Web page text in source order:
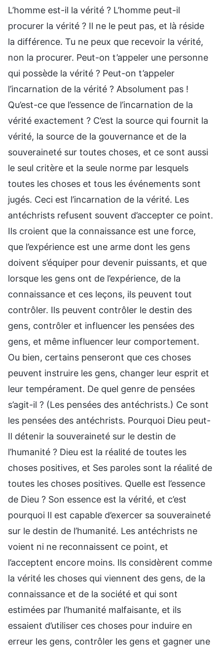
L’homme est-il la vérité ? L’homme peut-il
procurer la vérité ? Il ne le peut pas, et là réside
la différence. Tu ne peux que recevoir la vérité,
non la procurer. Peut-on t’appeler une personne
qui possède la vérité ? Peut-on t’appeler
l’incarnation de la vérité ? Absolument pas !
Qu’est-ce que l’essence de l’incarnation de la
vérité exactement ? C’est la source qui fournit la
vérité, la source de la gouvernance et de la
souveraineté sur toutes choses, et ce sont aussi
le seul critère et la seule norme par lesquels
toutes les choses et tous les événements sont
jugés. Ceci est l’incarnation de la vérité. Les
antéchrists refusent souvent d’accepter ce point.
Ils croient que la connaissance est une force,
que l’expérience est une arme dont les gens
doivent s’équiper pour devenir puissants, et que
lorsque les gens ont de l’expérience, de la
connaissance et ces leçons, ils peuvent tout
contrôler. Ils peuvent contrôler le destin des
gens, contrôler et influencer les pensées des
gens, et même influencer leur comportement.
Ou bien, certains penseront que ces choses
peuvent instruire les gens, changer leur esprit et
leur tempérament. De quel genre de pensées
s’agit-il ? (Les pensées des antéchrists.) Ce sont
les pensées des antéchrists. Pourquoi Dieu peut-
Il détenir la souveraineté sur le destin de
l’humanité ? Dieu est la réalité de toutes les
choses positives, et Ses paroles sont la réalité de
toutes les choses positives. Quelle est l’essence
de Dieu ? Son essence est la vérité, et c’est
pourquoi Il est capable d’exercer sa souveraineté
sur le destin de l’humanité. Les antéchrists ne
voient ni ne reconnaissent ce point, et
l’acceptent encore moins. Ils considèrent comme
la vérité les choses qui viennent des gens, de la
connaissance et de la société et qui sont
estimées par l’humanité malfaisante, et ils
essaient d’utiliser ces choses pour induire en
erreur les gens, contrôler les gens et gagner une